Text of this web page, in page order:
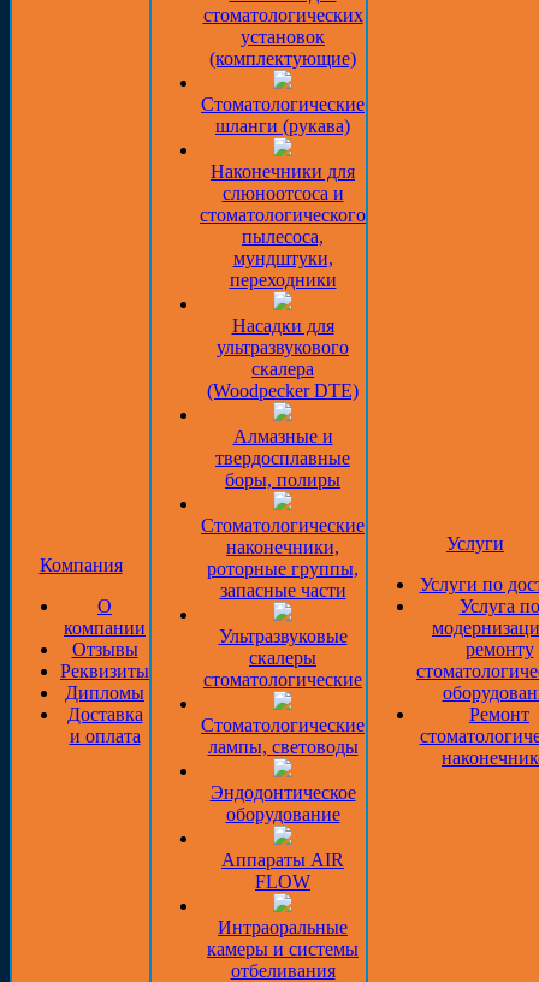
Компания
О
компании
Отзывы
Реквизиты
Дипломы
Доставка
и оплата
стоматологических
установок
(комплектующие)
Стоматологические
шланги (рукава)
Наконечники для
слюноотсоса и
стоматологического
пылесоса,
мундштуки,
переходники
Насадки для
ультразвукового
скалера
(Woodpecker DTE)
Алмазные и
твердосплавные
боры, полиры
Стоматологические
наконечники,
роторные группы,
запасные части
Ультразвуковые
скалеры
стоматологические
Стоматологические
лампы, световоды
Эндодонтическое
оборудование
Аппараты AIR
FLOW
Интраоральные
камеры и системы
отбеливания
Услуги
Услуги по
Услуга по
ремонту
Ремонт